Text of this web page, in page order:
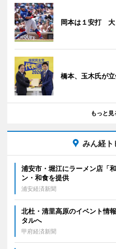
岡本は１安打 大
橋本、玉木氏が
もっと見
みん経ト
浦安市・堀江にラーメン店「
ン・和食を提供
浦安経済新聞
北杜・清里高原のイベント情
タルへ
甲府経済新聞